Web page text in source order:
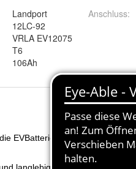
Landport
12LC-92
VRLA EV12075
T6
106Ah
Anschluss: